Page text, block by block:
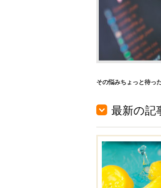
その悩みちょっと待っ
最新の記